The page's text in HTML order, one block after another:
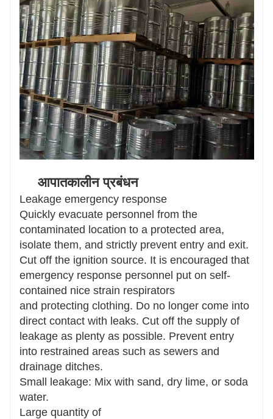
आपातकालीन प्रबंधन
Leakage emergency response
Quickly evacuate personnel from the
contaminated location to a protected area,
isolate them, and strictly prevent entry and exit.
Cut off the ignition source. It is encouraged that
emergency response personnel put on self-
contained nice strain respirators
and protecting clothing. Do no longer come into
direct contact with leaks. Cut off the supply of
leakage as plenty as possible. Prevent entry
into restrained areas such as sewers and
drainage ditches.
Small leakage: Mix with sand, dry lime, or soda
water.
Large quantity of